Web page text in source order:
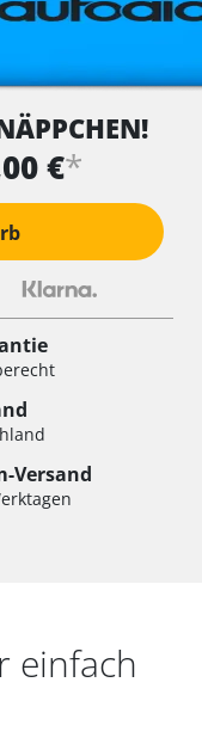
€*
Versand
einfach